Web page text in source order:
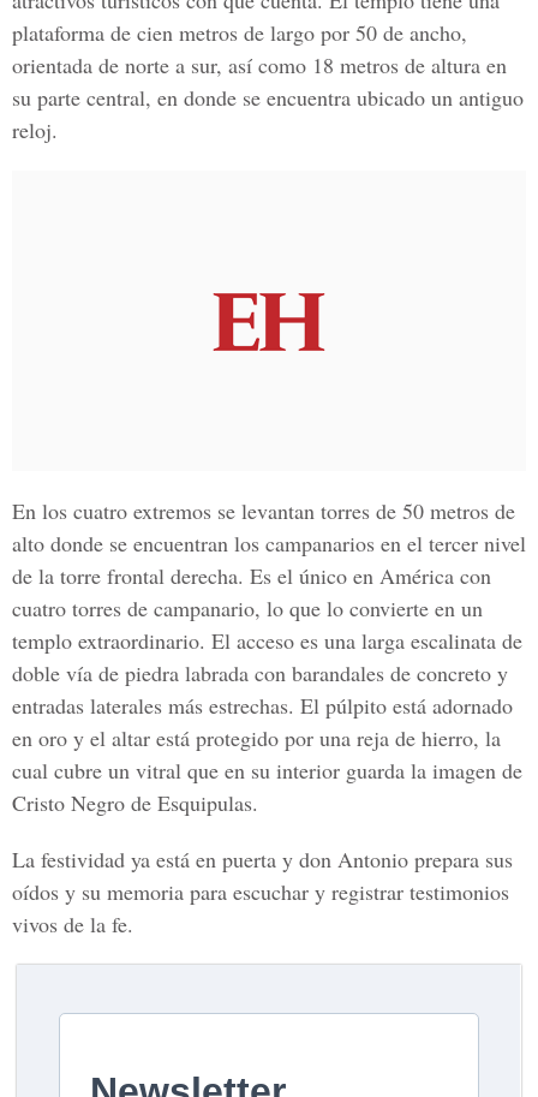
plataforma de cien metros de largo por 50 de ancho,
orientada de norte a sur, así como 18 metros de altura en
su parte central, en donde se encuentra ubicado un antiguo
reloj.
En los cuatro extremos se levantan torres de 50 metros de
alto donde se encuentran los campanarios en el tercer nivel
de la torre frontal derecha. Es el único en América con
cuatro torres de campanario, lo que lo convierte en un
templo extraordinario. El acceso es una larga escalinata de
doble vía de piedra labrada con barandales de concreto y
entradas laterales más estrechas. El púlpito está adornado
en oro y el altar está protegido por una reja de hierro, la
cual cubre un vitral que en su interior guarda la imagen de
Cristo Negro de Esquipulas.
La festividad ya está en puerta y don Antonio prepara sus
oídos y su memoria para escuchar y registrar testimonios
vivos de la fe.